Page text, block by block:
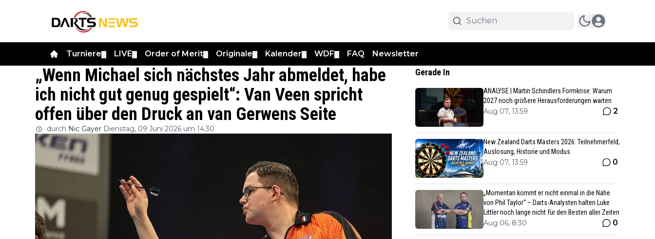
Turniere LIVE Order of Merit Originale Kalender WDF FAQ Newsletter
„Wenn Michael sich nächstes Jahr abmeldet, habe
ich nicht gut genug gespielt“: Van Veen spricht
offen über den Druck an van Gerwens Seite
durch Nic Gayer Dienstag, 09 Juni 2026 um 14:30
Gerade In
ANALYSE | Martin Schindlers Formkrise: Warum
2027 noch größere Herausforderungen warten
Aug 07, 13:59 2
New Zealand Darts Masters 2026: Teilnehmerfeld,
Auslosung, Historie und Modus
Aug 07, 13:59 0
„Momentan kommt er nicht einmal in die Nähe
von Phil Taylor“ – Darts-Analysten halten Luke
Littler noch lange nicht für den Besten aller Zeiten
Aug 06, 8:30 0